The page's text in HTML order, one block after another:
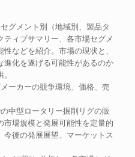
グメント別（地域別、製品タ
ィブサマリー、各市場セグメ
などを紹介。市場の現状と、
化を遂げる可能性があるのか
ーカーの競争環境、価格、売
中型ロータリー掘削リグの販
場規模と発展可能性を定量的
後の発展展望、マーケットス